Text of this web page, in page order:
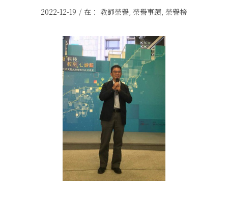
2022-12-19 / 在：教師榮譽, 榮譽事蹟, 榮譽榜